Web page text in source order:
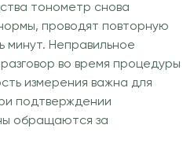
тонометр снова
проводят повторную
минут. Неправильное
во время процедуры
измерения важна для
подтверждении
обращаются за